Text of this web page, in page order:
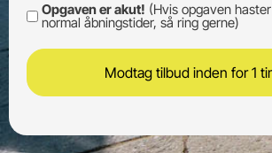
Opgaven
akut!
Opgaven er akut! (Hvis opgaven
normal åbningstider, så ring gerne)